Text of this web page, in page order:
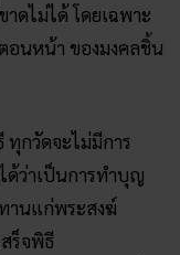
ดไม่ได้ โดยเฉพาะ
อนหน้า ของมงคลชิ้น
กวัดจะไม่มีการ
ด้ว่าเป็นการทำบุญ
านแก่พระสงฆ์
ร็จพิธี